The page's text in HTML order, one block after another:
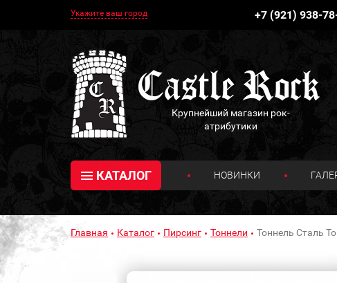
Укажите ваш город +7 (921) 938-
Крупнейший магазин рок-
атрибутики
КАТАЛОГ НОВИНКИ
Главная Каталог Пирсинг Тоннели Тоннель Сталь